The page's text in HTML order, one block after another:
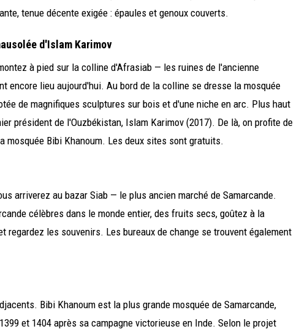
tenue décente exigée : épaules et genoux couverts.
d'Islam Karimov
à pied sur la colline d'Afrasiab — les ruines de l'ancienne
encore lieu aujourd'hui. Au bord de la colline se dresse la mosquée
de magnifiques sculptures sur bois et d'une niche en arc. Plus haut
président de l'Ouzbékistan, Islam Karimov (2017). De là, on profite de
mosquée Bibi Khanoum. Les deux sites sont gratuits.
arriverez au bazar Siab — le plus ancien marché de Samarcande.
célèbres dans le monde entier, des fruits secs, goûtez à la
regardez les souvenirs. Les bureaux de change se trouvent également
Bibi Khanoum est la plus grande mosquée de Samarcande,
et 1404 après sa campagne victorieuse en Inde. Selon le projet